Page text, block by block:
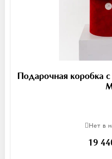
Подарочная коробка
Нет в
19